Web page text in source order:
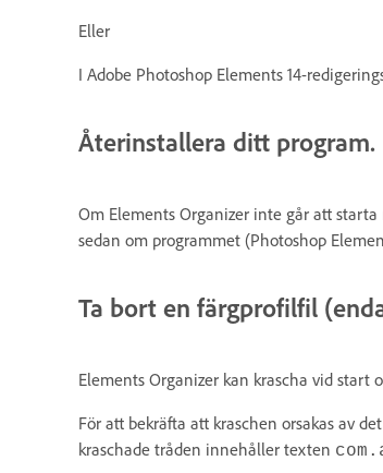
Eller
I Adobe Photoshop Elements 14-
Återinstallera ditt program.
Om Elements Organizer inte går att
sedan om programmet (Photoshop
Ta bort en färgprofilfil
Elements Organizer kan krascha vid
För att bekräfta att kraschen orsakas av
kraschade tråden innehåller texten